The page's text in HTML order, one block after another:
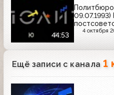
44:53
Политбюро
Дмитрия
4 октября
Ещё записи с канала 1